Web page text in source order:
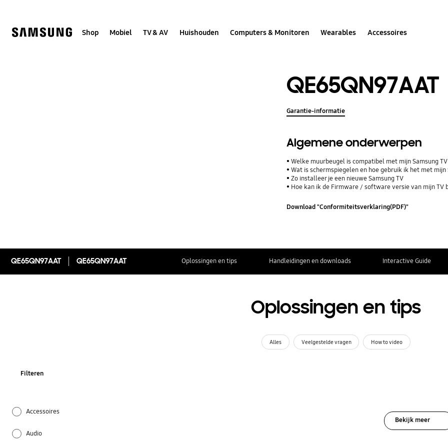
Shop Mobiel TV & AV Huishouden Computers & Monitoren Wearables Accessoires
QE65QN97AAT
Garantie-informatie
Algemene onderwerpen
Welke muurbeugel is compatibel met mijn Samsung
Wat is schermspiegelen en hoe gebruik ik het met mijn
Zo installeer je een nieuwe Samsung TV
Hoe kan ik de Firmware / software versie van mijn
Download "Conformiteitsverklaring(PDF)"
QE65QN97AAT QE65QN97AAT Oplossingen en tips Handleidingen en downloads Interactive Guide
Oplossingen en tips
Alles Veelgestelde vragen How to video
Filteren
Accessoires
Audio
Bekijk meer